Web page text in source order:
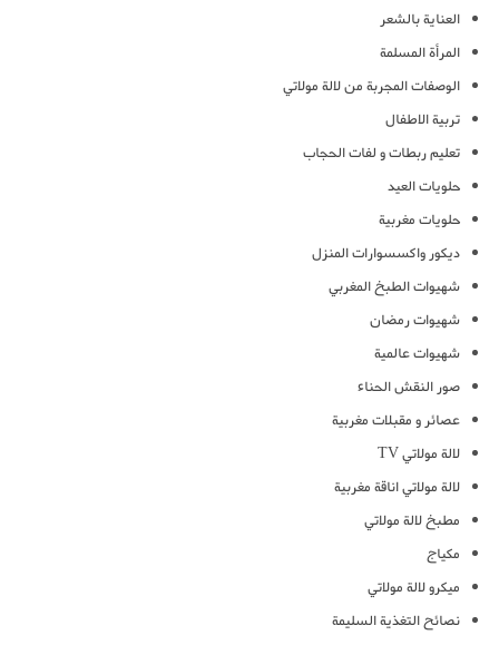
العناية بالشعر
المرأة المسلمة
الوصفات المجربة من لالة مولاتي
تربية الاطفال
تعليم ربطات و لفات الحجاب
حلويات العيد
حلويات مغربية
ديكور واكسسوارات المنزل
شهيوات الطبخ المغربي
شهيوات رمضان
شهيوات عالمية
صور النقش الحناء
عصائر و مقبلات مغربية
لالة مولاتي TV
لالة مولاتي اناقة مغربية
مطبخ لالة مولاتي
مكياج
ميكرو لالة مولاتي
نصائح التغذية السليمة